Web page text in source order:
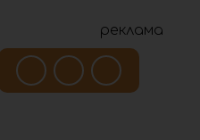
реклама